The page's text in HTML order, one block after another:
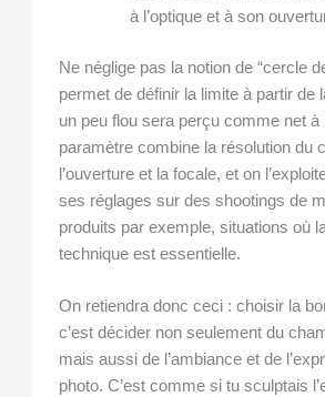
à l’optique et à son
Ne néglige pas la notion de “cercle
permet de définir la limite à partir de
un peu flou sera perçu comme net à
paramètre combine la résolution du
l’ouverture et la focale, et on
ses réglages sur des shootings de
produits par exemple, situations où
technique est essentielle.
On retiendra donc ceci : choisir la
c’est décider non seulement du
mais aussi de l’ambiance et de
photo. C’est comme si tu sculptais